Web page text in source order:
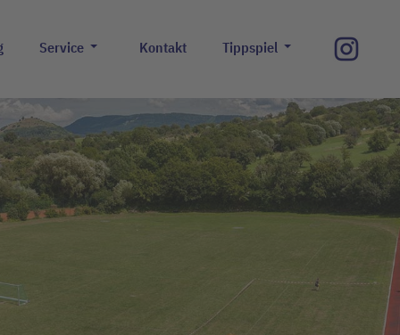
Service Kontakt Tippspiel